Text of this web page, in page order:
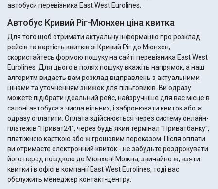
автобуси перевізника East West Eurolines.
Автобус Кривий Ріг-Мюнхен ціна квитка
Для того щоб отримати актуальну інформацію про розклад
рейсів та вартість квитків зі Кривий Ріг до Мюнхен,
скористайтесь формою пошуку на сайті перевізника East West
Eurolines. Для цього в полях пошуку вкажіть напрямок, а наш
алгоритм видасть вам розклад відправлень з актуальними
цінами та уточненням знижок для пільговиків. Ви одразу
можете підібрати ідеальний рейс, найзручніше для вас місце в
салоні автобуса з числа вільних, і забронювати квиток або ж
одразу оплатити. Оплата здійснюється через систему онлайн-
платежів "Приват24", через будь який термінал "Приватбанку",
платіжною карткою або ж грошовим переказом. Після оплати
ви отримаєте електронний квиток - не забудьте роздрокувати
його перед поїздкою до Мюнхен! Можна, звичайно ж, взяти
квитки і в офісі в компанії East West Eurolines, тоді вас
обслужить менеджер контакт-центру.